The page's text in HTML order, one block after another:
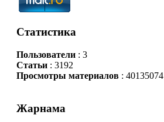
Статистика
Пользователи: 3
Статьи: 3192
Просмотры материалов: 40135074
Жарнама